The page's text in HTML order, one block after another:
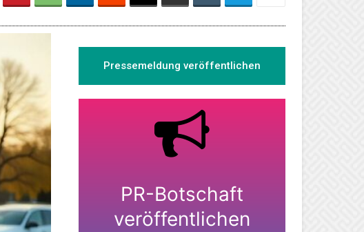
Pressemeldung veröffentlichen
PR-Botschaft
veröffentlichen